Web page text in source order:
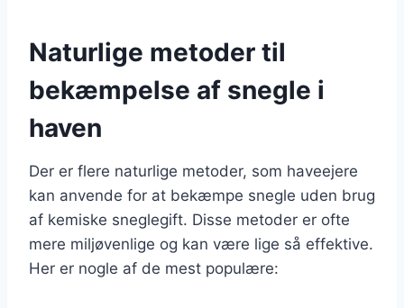
Naturlige metoder til
bekæmpelse af snegle i
haven
Der er flere naturlige metoder, som haveejere
kan anvende for at bekæmpe snegle uden brug
af kemiske sneglegift. Disse metoder er ofte
mere miljøvenlige og kan være lige så effektive.
Her er nogle af de mest populære: